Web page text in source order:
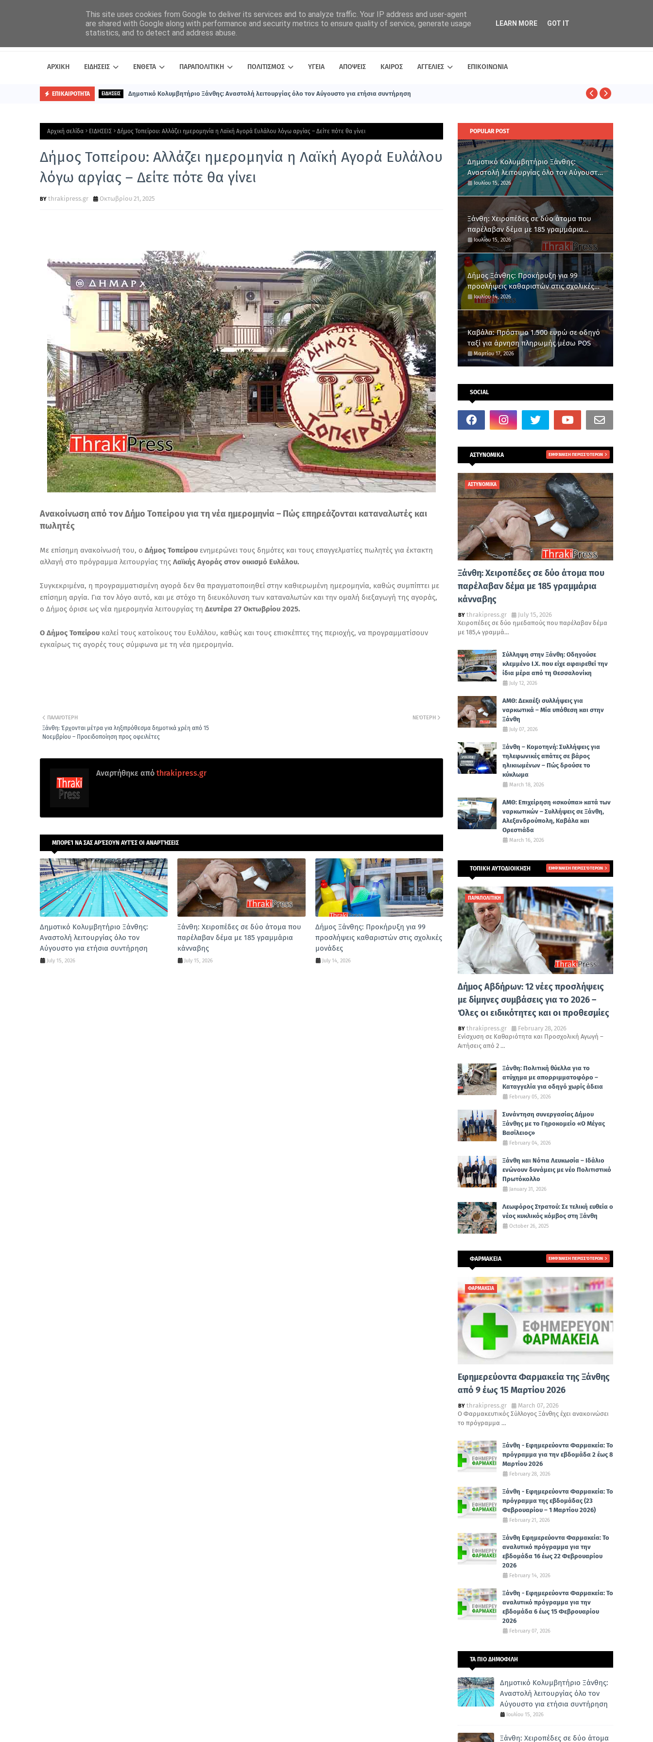
ΑΡΧΙΚΗ ΕΙΔΗΣΕΙΣ ΕΝΘΕΤΑ ΠΑΡΑΠΟΛΙΤΙΚΗ ΠΟΛΙΤΙΣΜΟΣ ΥΓΕΙΑ ΑΠΟΨΕΙΣ ΚΑΙΡΟΣ ΑΓΓΕΛΙΕΣ ΕΠΙΚΟΙΝΩΝΙΑ
ΕΠΙΚΑΙΡΟΤΗΤΑ ΕΙΔΗΣΕΙΣ Δημοτικό Κολυμβητήριο Ξάνθης: Αναστολή λειτουργίας όλο τον Αύγουστο για ετήσια συντήρηση
Αρχική σελίδα ΕΙΔΗΣΕΙΣ Δήμος Τοπείρου: Αλλάζει ημερομηνία η Λαϊκή Αγορά Ευλάλου λόγω αργίας – Δείτε πότε θα γίνει
Δήμος Τοπείρου: Αλλάζει ημερομηνία η Λαϊκή Αγορά Ευλάλου
λόγω αργίας – Δείτε πότε θα γίνει
thrakipress.gr Οκτωβρίου 21, 2025
Ανακοίνωση από τον Δήμο Τοπείρου για τη νέα ημερομηνία – Πώς επηρεάζονται καταναλωτές και
πωλητές
Με επίσημη ανακοίνωσή του, ο Δήμος Τοπείρου ενημερώνει τους δημότες και τους επαγγελματίες πωλητές για έκτακτη
αλλαγή στο πρόγραμμα λειτουργίας της Λαϊκής Αγοράς στον οικισμό Ευλάλου.
Συγκεκριμένα, η προγραμματισμένη αγορά δεν θα πραγματοποιηθεί στην καθιερωμένη ημερομηνία, καθώς συμπίπτει με
επίσημη αργία. Για τον λόγο αυτό, και με στόχο τη διευκόλυνση των καταναλωτών και την ομαλή διεξαγωγή της αγοράς,
ο Δήμος όρισε ως νέα ημερομηνία λειτουργίας τη Δευτέρα 27 Οκτωβρίου 2025.
Ο Δήμος Τοπείρου καλεί τους κατοίκους του Ευλάλου, καθώς και τους επισκέπτες της περιοχής, να προγραμματίσουν
εγκαίρως τις αγορές τους σύμφωνα με τη νέα ημερομηνία.
ΝΕΌΤΕΡΗ
ΠΑΛΑΙΌΤΕΡΗ
Ξάνθη: Έρχονται μέτρα για ληξιπρόθεσμα δημοτικά χρέη από 15
Νοεμβρίου – Προειδοποίηση προς οφειλέτες
Αναρτήθηκε από thrakipress.gr
ΜΠΟΡΕΊ ΝΑ ΣΑΣ ΑΡΈΣΟΥΝ ΑΥΤΈΣ ΟΙ ΑΝΑΡΤΉΣΕΙΣ
Δημοτικό Κολυμβητήριο Ξάνθης:
Αναστολή λειτουργίας όλο τον
Αύγουστο για ετήσια συντήρηση
July 15, 2026
Ξάνθη: Χειροπέδες σε δύο άτομα που
παρέλαβαν δέμα με 185 γραμμάρια
κάνναβης
July 15, 2026
Δήμος Ξάνθης: Προκήρυξη για 99
προσλήψεις καθαριστών στις σχολικές
μονάδες
July 14, 2026
POPULAR POST
Δημοτικό Κολυμβητήριο Ξάνθης:
Αναστολή λειτουργίας όλο τον Αύγουστο
για ετήσια συντήρηση
Ιουλίου 15, 2026
Ξάνθη: Χειροπέδες σε δύο άτομα που
παρέλαβαν δέμα με 185 γραμμάρια
κάνναβης
Ιουλίου 15, 2026
Δήμος Ξάνθης: Προκήρυξη για 99
προσλήψεις καθαριστών στις σχολικές
μονάδες
Ιουλίου 14, 2026
Καβάλα: Πρόστιμο 1.500 ευρώ σε οδηγό
ταξί για άρνηση πληρωμής μέσω POS
Μαρτίου 17, 2026
SOCIAL
ΑΣΤΥΝΟΜΙΚΑ ΕΜΦΆΝΙΣΗ ΠΕΡΙΣΣΌΤΕΡΩΝ
ΑΣΤΥΝΟΜΙΚΑ
Ξάνθη: Χειροπέδες σε δύο άτομα που
παρέλαβαν δέμα με 185 γραμμάρια
κάνναβης
thrakipress.gr
July 15, 2026
Χειροπέδες σε δύο ημεδαπούς που παρέλαβαν δέμα
με 185,4 γραμμά…
Σύλληψη στην Ξάνθη: Οδηγούσε
κλεμμένο Ι.Χ. που είχε αφαιρεθεί την
ίδια μέρα από τη Θεσσαλονίκη
July 12, 2026
ΑΜΘ: Δεκαέξι συλλήψεις για
ναρκωτικά – Μία υπόθεση και στην
Ξάνθη
July 07, 2026
Ξάνθη – Κομοτηνή: Συλλήψεις για
τηλεφωνικές απάτες σε βάρος
ηλικιωμένων – Πώς δρούσε το
κύκλωμα
March 18, 2026
ΑΜΘ: Επιχείρηση «σκούπα» κατά των
ναρκωτικών – Συλλήψεις σε Ξάνθη,
Αλεξανδρούπολη, Καβάλα και
Ορεστιάδα
March 16, 2026
ΤΟΠΙΚΗ ΑΥΤΟΔΙΟΙΚΗΣΗ ΕΜΦΆΝΙΣΗ ΠΕΡΙΣΣΌΤΕΡΩΝ
ΠΑΡΑΠΟΛΙΤΙΚΗ
Δήμος Αβδήρων: 12 νέες προσλήψεις
με δίμηνες συμβάσεις για το 2026 –
Όλες οι ειδικότητες και οι προθεσμίες
thrakipress.gr
February 28, 2026
Ενίσχυση σε Καθαριότητα και Προσχολική Αγωγή –
Αιτήσεις από 2 …
Ξάνθη: Πολιτική θύελλα για το
ατύχημα με απορριμματοφόρο –
Καταγγελία για οδηγό χωρίς άδεια
February 05, 2026
Συνάντηση συνεργασίας Δήμου
Ξάνθης με το Γηροκομείο «Ο Μέγας
Βασίλειος»
February 04, 2026
Ξάνθη και Νότια Λευκωσία – Ιδάλιο
ενώνουν δυνάμεις με νέο Πολιτιστικό
Πρωτόκολλο
January 31, 2026
Λεωφόρος Στρατού: Σε τελική ευθεία ο
νέος κυκλικός κόμβος στη Ξάνθη
October 26, 2025
ΦΑΡΜΑΚΕΙΑ ΕΜΦΆΝΙΣΗ ΠΕΡΙΣΣΌΤΕΡΩΝ
ΦΑΡΜΑΚΕΙΑ
Εφημερεύοντα Φαρμακεία της Ξάνθης
από 9 έως 15 Μαρτίου 2026
thrakipress.gr
March 07, 2026
Ο Φαρμακευτικός Σύλλογος Ξάνθης έχει ανακοινώσει
το πρόγραμμα …
Ξάνθη - Εφημερεύοντα Φαρμακεία: Το
πρόγραμμα για την εβδομάδα 2 έως 8
Μαρτίου 2026
February 28, 2026
Ξάνθη - Εφημερεύοντα Φαρμακεία: Το
πρόγραμμα της εβδομάδας (23
Φεβρουαρίου – 1 Μαρτίου 2026)
February 21, 2026
Ξάνθη Εφημερεύοντα Φαρμακεία: Το
αναλυτικό πρόγραμμα για την
εβδομάδα 16 έως 22 Φεβρουαρίου
2026
February 14, 2026
Ξάνθη - Εφημερεύοντα Φαρμακεία: Το
αναλυτικό πρόγραμμα για την
εβδομάδα 6 έως 15 Φεβρουαρίου
2026
February 07, 2026
ΤΑ ΠΙΟ ΔΗΜΟΦΙΛΗ
Δημοτικό Κολυμβητήριο Ξάνθης:
Αναστολή λειτουργίας όλο τον
Αύγουστο για ετήσια συντήρηση
Ιουλίου 15, 2026
Ξάνθη: Χειροπέδες σε δύο άτομα
This site uses cookies from Google to deliver its services and to analyze traffic. Your IP address and user-agent
are shared with Google along with performance and security metrics to ensure quality of service, generate usage
statistics, and to detect and address abuse.
LEARN MORE GOT IT